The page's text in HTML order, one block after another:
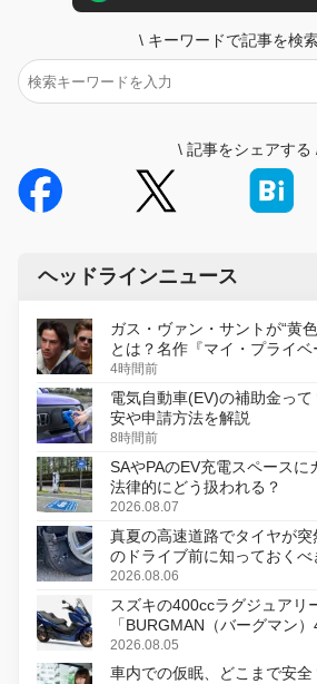
\ キーワードで記事を検
\ 記事をシェアする
ヘッドラインニュース
ガス・ヴァン・サントが“黄
とは？名作『マイ・プライベ
初のデジタルリマスター版で
4時間前
電気自動車(EV)の補助金っ
安や申請方法を解説
8時間前
SAやPAのEV充電スペースに
法律的にどう扱われる？
2026.08.07
真夏の高速道路でタイヤが
のドライブ前に知っておくべ
2026.08.06
スズキの400ccラグジュアリ
「BURGMAN（バーグマン
変更し、8月18日に発売
2026.08.05
車内での仮眠、どこまで安